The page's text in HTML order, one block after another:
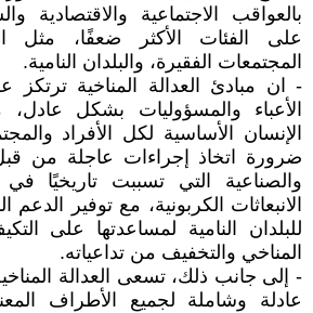
بالعواقب الاجتماعية والاقتصادية
على الفئات الأكثر ضعفًا، مثل
المجتمعات الفقيرة، والبلدان النامية.
- ان مبادئ العدالة المناخية
الأعباء والمسؤوليات بشكل
الإنسان الأساسية لكل الأفراد
ضرورة اتخاذ إجراءات عاجلة من
والصناعية التي تسببت تاريخيًا
الانبعاثات الكربونية، مع توفير الدعم
للبلدان النامية لمساعدتها على
المناخي والتخفيف من تداعياته.
- إلى جانب ذلك، تسعى العدالة
عادلة وشاملة لجميع الأطراف